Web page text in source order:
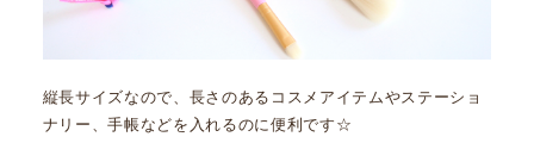
縦長サイズなので、長さのあるコスメアイテムやステーショ
ナリー、手帳などを入れるのに便利です☆